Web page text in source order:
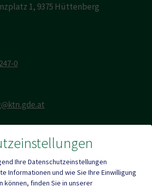
1, 9375 Hüttenberg
0
Ihre Datenschutzeinstellungen
Informationen und wie Sie Ihre Einwilligung
finden Sie in unserer